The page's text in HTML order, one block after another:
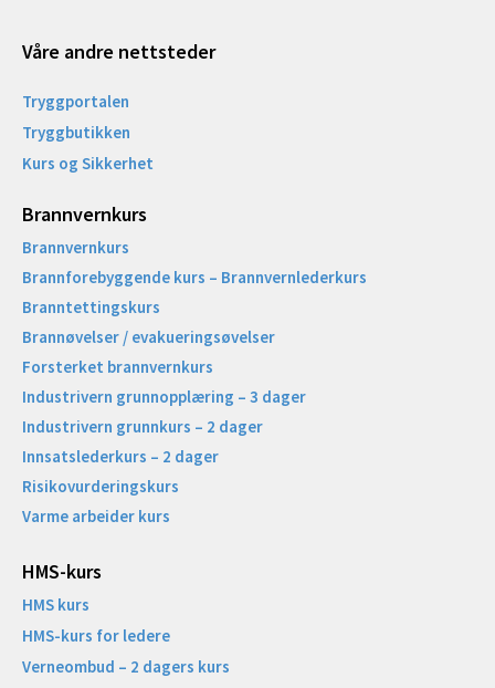
Våre andre nettsteder
Tryggportalen
Tryggbutikken
Kurs og Sikkerhet
Brannvernkurs
Brannvernkurs
Brannforebyggende kurs – Brannvernlederkurs
Branntettingskurs
Brannøvelser / evakueringsøvelser
Forsterket brannvernkurs
Industrivern grunnopplæring – 3 dager
Industrivern grunnkurs – 2 dager
Innsatslederkurs – 2 dager
Risikovurderingskurs
Varme arbeider kurs
HMS-kurs
HMS kurs
HMS-kurs for ledere
Verneombud – 2 dagers kurs